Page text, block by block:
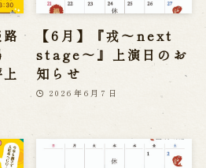
ルフォームから予約
じの求人情報ページへ移動します
【6月】『戎～next
stage～』上演日のお
知らせ
2026年6月7日